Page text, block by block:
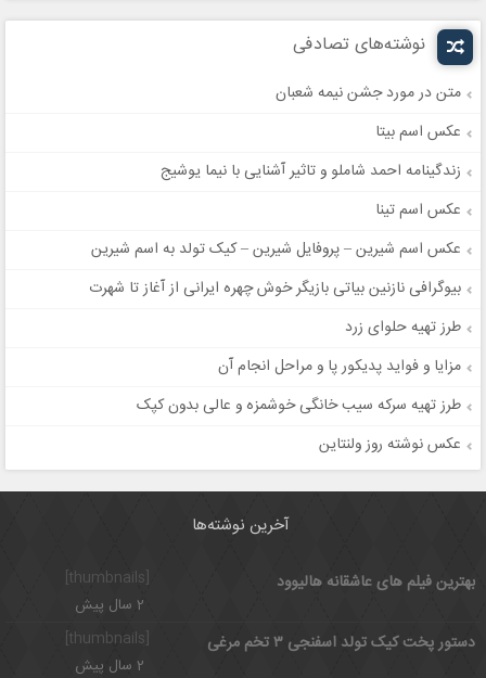
نوشته‌های تصادفی
متن در مورد جشن نیمه شعبان
عکس اسم بیتا
زندگینامه احمد شاملو و تاثیر آشنایی با نیما یوشیج
عکس اسم تینا
عکس اسم شیرین – پروفایل شیرین – کیک تولد به اسم شیرین
بیوگرافی نازنین بیاتی بازیگر خوش چهره ایرانی از آغاز تا شهرت
طرز تهیه حلوای زرد
مزایا و فواید پدیکور پا و مراحل انجام آن
طرز تهیه سرکه سیب خانگی خوشمزه و عالی بدون کپک
عکس نوشته روز ولنتاین
آخرین نوشته‌ها
بهترین فیلم های عاشقانه هالیوود
2 سال پیش
[thumbnails]
دستور پخت کیک تولد اسفنجی ۳ تخم مرغی
2 سال پیش